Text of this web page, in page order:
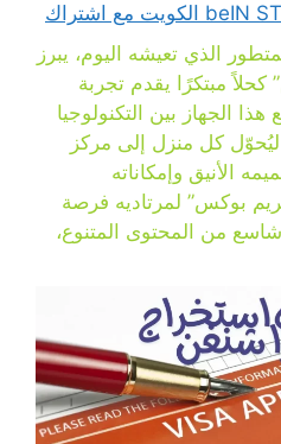
الذي تعيشه اليوم، يبرز
مبتكرًا يقدم تجربة
الجهاز بين التكنولوجيا
كل منزل إلى مركز
الأنيق وإمكاناته
بوكس” لمرتاديه فرصة
من المحتوى المتنوع،